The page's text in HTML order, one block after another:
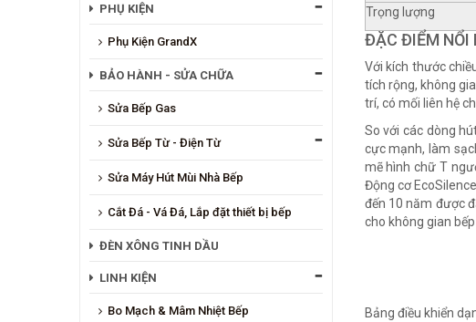
PHỤ KIỆN
Phụ Kiện GrandX
BẢO HÀNH - SỬA CHỮA
Sửa Bếp Gas
Sửa Bếp Từ - Điện Từ
Sửa Máy Hút Mùi Nhà Bếp
Cắt Đá - Vá Đá, Lắp đặt thiết bị bếp
ĐÈN XÔNG TINH DẦU
LINH KIỆN
Bo Mạch & Mâm Nhiệt Bếp
Trọng lượng
ĐẶC ĐIỂM NỔI
Với kích thước
tích rộng, không
trí, có mối liên hệ
So với các dòng
cực mạnh, làm
mẽ hình chữ T
Động cơ
đến 10 năm được
cho không gian
Bảng điều khiển